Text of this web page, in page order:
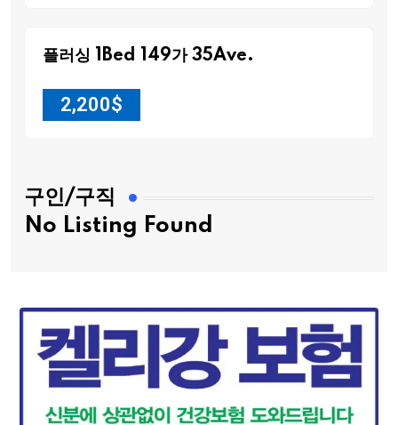
플러싱 1Bed 149가 35Ave.
2,200$
구인/구직
No Listing Found